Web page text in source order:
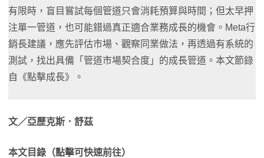
有限時，盲目嘗試每個管道只會消耗預算與時間；但太早押
注單一管道，也可能錯過真正適合業務成長的機會。Meta行
銷長建議，應先評估市場、觀察同業做法，再透過有系統的
測試，找出具備「管道市場契合度」的成長管道。本文節錄
自《點擊成長》。
文／亞歷克斯．舒茲
本文目錄（點擊可快速前往）